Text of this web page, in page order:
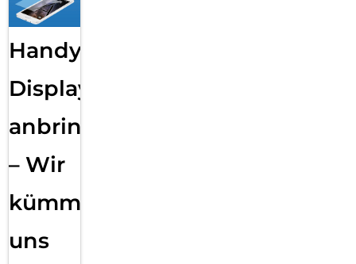
Handy
Displayfolie
anbringen
– Wir
kümmern
uns